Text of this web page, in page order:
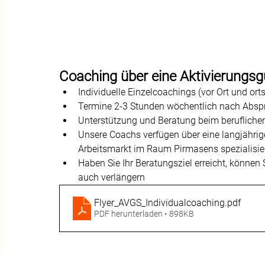
Coaching über eine
Individuelle Einzelcoachings (vor Ort und
Termine 2-3 Stunden wöchentlich nach
Unterstützung und Beratung beim
Unsere Coachs verfügen über eine
Arbeitsmarkt im Raum Pirmasens
Haben Sie Ihr Beratungsziel erreicht,
auch verlängern
Flyer_AVGS_Individualcoaching.pdf
PDF herunterladen • 898KB